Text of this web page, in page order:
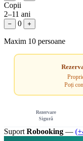
Copii
2–11 ani
− 0 +
Maxim 10 persoane
Poți
Rezervare
Sigură
Suport Robooking —